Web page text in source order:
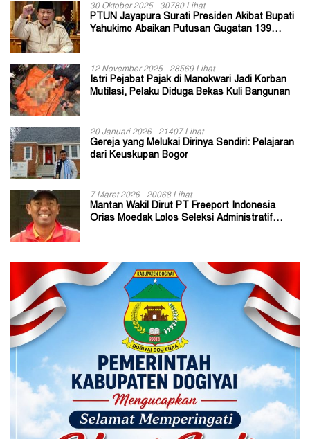
30 Oktober 2025 30780 Lihat
PTUN Jayapura Surati Presiden Akibat Bupati
Yahukimo Abaikan Putusan Gugatan 139
12 November 2025 28569 Lihat
Istri Pejabat Pajak di Manokwari Jadi Korban
Mutilasi, Pelaku Diduga Bekas Kuli Bangunan
20 Januari 2026 21407 Lihat
Gereja yang Melukai Dirinya Sendiri: Pelajaran
dari Keuskupan Bogor
7 Maret 2026 20068 Lihat
Mantan Wakil Dirut PT Freeport Indonesia
Orias Moedak Lolos Seleksi Administratif